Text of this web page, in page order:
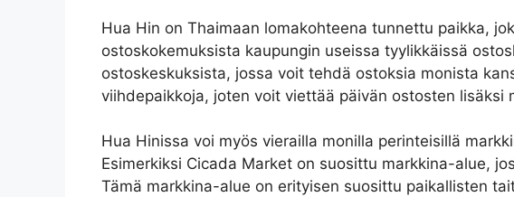
Hua Hin on Thaimaan lomakohteena tunnettu paikka,
ostoskokemuksista kaupungin useissa tyylikkäissä
ostoskeskuksista, jossa voit tehdä ostoksia monista
viihdepaikkoja, joten voit viettää päivän ostosten
Hua Hinissa voi myös vierailla monilla perinteisillä
Esimerkiksi Cicada Market on suosittu markkina-alue,
Tämä markkina-alue on erityisen suosittu paikallisten